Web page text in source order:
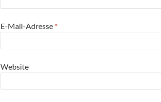
E-Mail-Adresse *
Website